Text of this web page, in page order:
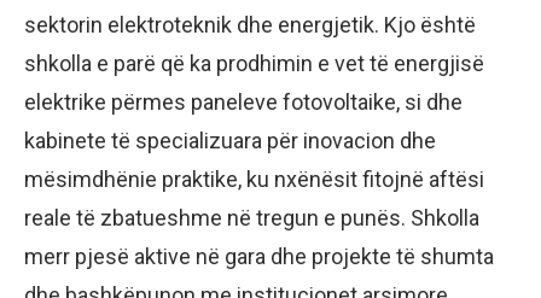
sektorin elektroteknik dhe energjetik. Kjo është
shkolla e parë që ka prodhimin e vet të energjisë
elektrike përmes paneleve fotovoltaike, si dhe
kabinete të specializuara për inovacion dhe
mësimdhënie praktike, ku nxënësit fitojnë aftësi
reale të zbatueshme në tregun e punës. Shkolla
merr pjesë aktive në gara dhe projekte të shumta